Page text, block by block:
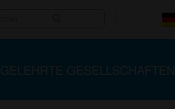
GELEHRTE GESELLSCHAFTEN